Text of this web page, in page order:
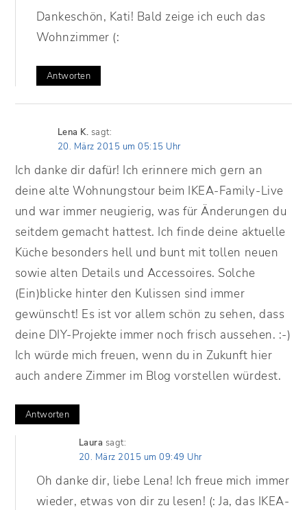
Dankeschön, Kati! Bald zeige ich euch das
Wohnzimmer (:
Antworten
Lena K. sagt:
20. März 2015 um 05:15 Uhr
Ich danke dir dafür! Ich erinnere mich gern an
deine alte Wohnungstour beim IKEA-Family-Live
und war immer neugierig, was für Änderungen du
seitdem gemacht hattest. Ich finde deine aktuelle
Küche besonders hell und bunt mit tollen neuen
sowie alten Details und Accessoires. Solche
(Ein)blicke hinter den Kulissen sind immer
gewünscht! Es ist vor allem schön zu sehen, dass
deine DIY-Projekte immer noch frisch aussehen. :-)
Ich würde mich freuen, wenn du in Zukunft hier
auch andere Zimmer im Blog vorstellen würdest.
Antworten
Laura sagt:
20. März 2015 um 09:49 Uhr
Oh danke dir, liebe Lena! Ich freue mich immer
wieder, etwas von dir zu lesen! (: Ja, das IKEA-